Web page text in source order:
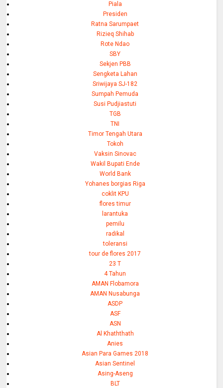
Piala
Presiden
Ratna Sarumpaet
Rizieq Shihab
Rote Ndao
SBY
Sekjen PBB
Sengketa Lahan
Sriwijaya SJ-182
Sumpah Pemuda
Susi Pudjiastuti
TGB
TNI
Timor Tengah Utara
Tokoh
Vaksin Sinovac
Wakil Bupati Ende
World Bank
Yohanes borgias Riga
coklit KPU
flores timur
larantuka
pemilu
radikal
toleransi
tour de flores 2017
23 T
4 Tahun
AMAN Flobamora
AMAN Nusabunga
ASDP
ASF
ASN
Al Khaththath
Anies
Asian Para Games 2018
Asian Sentinel
Asing-Aseng
BLT